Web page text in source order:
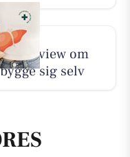
interview om
sig selv